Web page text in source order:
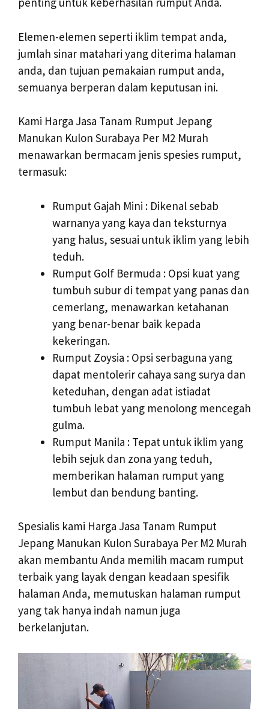
Elemen-elemen seperti iklim tempat anda,
jumlah sinar matahari yang diterima halaman
anda, dan tujuan pemakaian rumput anda,
semuanya berperan dalam keputusan ini.
Kami Harga Jasa Tanam Rumput Jepang
Manukan Kulon Surabaya Per M2 Murah
menawarkan bermacam jenis spesies rumput,
termasuk:
Rumput Gajah Mini : Dikenal sebab
warnanya yang kaya dan teksturnya
yang halus, sesuai untuk iklim yang lebih
teduh.
Rumput Golf Bermuda : Opsi kuat yang
tumbuh subur di tempat yang panas dan
cemerlang, menawarkan ketahanan
yang benar-benar baik kepada
kekeringan.
Rumput Zoysia : Opsi serbaguna yang
dapat mentolerir cahaya sang surya dan
keteduhan, dengan adat istiadat
tumbuh lebat yang menolong mencegah
gulma.
Rumput Manila : Tepat untuk iklim yang
lebih sejuk dan zona yang teduh,
memberikan halaman rumput yang
lembut dan bendung banting.
Spesialis kami Harga Jasa Tanam Rumput
Jepang Manukan Kulon Surabaya Per M2 Murah
akan membantu Anda memilih macam rumput
terbaik yang layak dengan keadaan spesifik
halaman Anda, memutuskan halaman rumput
yang tak hanya indah namun juga
berkelanjutan.